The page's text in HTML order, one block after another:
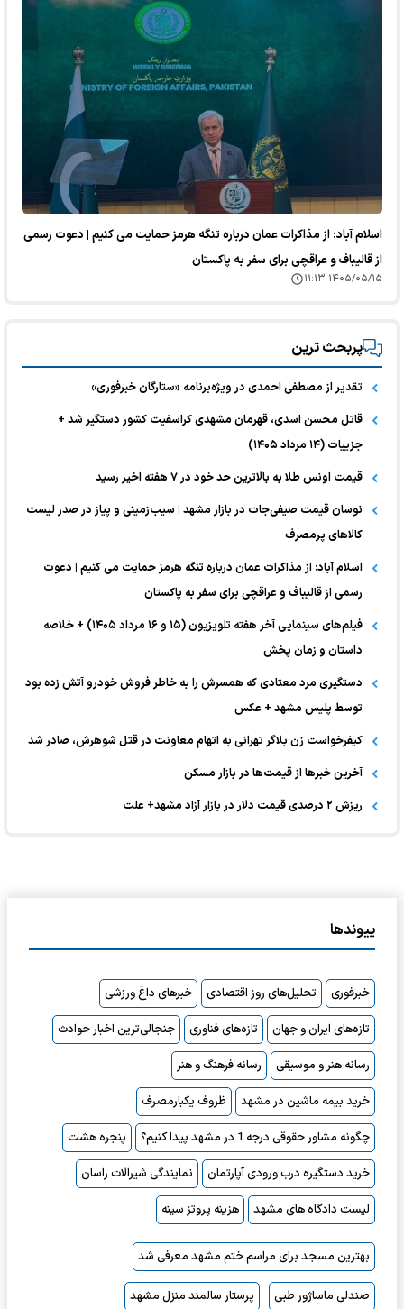
اسلام آباد: از مذاکرات عمان درباره تنگه هرمز حمایت می کنیم | دعوت رسمی
از قالیباف و عراقچی برای سفر به پاکستان
۱۴۰۵/۰۵/۱۵ ۱۱:۱۳
پربحث ترین
تقدیر از مصطفی احمدی در ویژه‌برنامه «ستارگان خبرفوری»
قاتل محسن اسدی، قهرمان مشهدی کراسفیت کشور دستگیر شد +
جزییات (۱۴ مرداد ۱۴۰۵)
قیمت اونس طلا به بالاترین حد خود در ۷ هفته اخیر رسید
نوسان قیمت صیفی‌جات در بازار مشهد | سیب‌زمینی و پیاز در صدر لیست
کالا‌های پرمصرف
اسلام آباد: از مذاکرات عمان درباره تنگه هرمز حمایت می کنیم | دعوت
رسمی از قالیباف و عراقچی برای سفر به پاکستان
فیلم‌های سینمایی آخر هفته تلویزیون (۱۵ و ۱۶ مرداد ۱۴۰۵) + خلاصه
داستان و زمان پخش
دستگیری مرد معتادی که همسرش را به خاطر فروش خودرو آتش زده بود
توسط پلیس مشهد + عکس
کیفرخواست زن بلاگر تهرانی به اتهام معاونت در قتل شوهرش، صادر شد
آخرین خبر‌ها از قیمت‌ها در بازار مسکن
ریزش ۲ درصدی قیمت دلار در بازار آزاد مشهد+ علت
پیوندها
خبرفوری تحلیل‌های روز اقتصادی
خبرهای داغ ورزشی
تازه‌های ایران و جهان
تازه‌های فناوری
جنجالی‌ترین اخبار حوادث
رسانه هنر و موسیقی
رسانه فرهنگ و هنر
خرید بیمه ماشین در مشهد
ظروف یکبارمصرف
چگونه مشاور حقوقی درجه 1 در مشهد پیدا کنیم؟
پنجره هشت
خرید دستگیره درب ورودی آپارتمان
نمایندگی شیرالات راسان
لیست دادگاه های مشهد
هزینه پروتز سینه
بهترین مسجد برای مراسم ختم مشهد معرفی شد
صندلی ماساژور طبی پرستار سالمند منزل مشهد